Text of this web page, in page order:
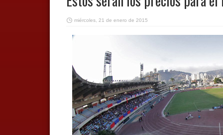
miércoles, 21 de enero de 2015